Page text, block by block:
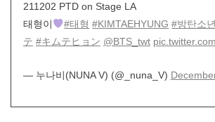
211202 PTD on Stage LA
태형이
#태형 #KIMTAEHYUNG #방탄소
テ #キムテヒョン @BTS_twt
— 누나비(NUNA V) (@_nuna_V)